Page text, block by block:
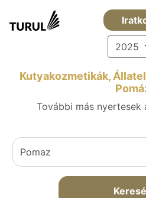
2025
Kutyakozmetikák,
További más nyertesek